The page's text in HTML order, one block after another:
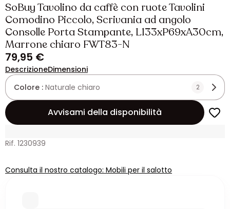
SoBuy Tavolino da caffè con ruote Tavolini
Comodino Piccolo, Scrivania ad angolo
Consolle Porta Stampante, L133xP69xA30cm,
Marrone chiaro FWT83-N
79,95 €
DescrizioneDimensioni
Colore : Naturale chiaro 2
Avvisami della disponibilità
Rif. 1230939
Consulta il nostro catalogo: Mobili per il salotto